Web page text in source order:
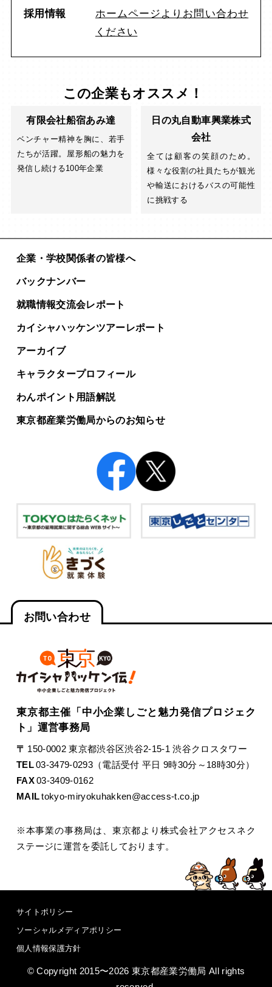
採用情報
ホームページよりお問い合わせ
ください
この企業もオススメ！
有限会社船宿あみ達
ベンチャー精神を胸に、若手
たちが活躍。屋形船の魅力を
発信し続ける100年企業
日の丸自動車興業株式
会社
全ては顧客の笑顔のため。
様々な役割の社員たちが観光
や輸送におけるバスの可能性
に挑戦する
企業・学校関係者の皆様へ
バックナンバー
就職情報交流会レポート
カイシャハッケンツアーレポート
アーカイブ
キャラクタープロフィール
わんポイント用語解説
東京都産業労働局からのお知らせ
お問い合わせ
東京都主催「中小企業しごと魅力発信プロジェク
ト」運営事務局
〒 150-0002 東京都渋谷区渋谷2-15-1 渋谷クロスタワー
TEL03-3479-0293（電話受付 平日 9時30分～18時30分）
FAX03-3409-0162
MAIL tokyo-miryokuhakken@access-t.co.jp
※本事業の事務局は、東京都より株式会社アクセスネク
ステージに運営を委託しております。
サイトポリシー
ソーシャルメディアポリシー
個人情報保護方針
© Copyright 2015〜2026 東京都産業労働局 All rights